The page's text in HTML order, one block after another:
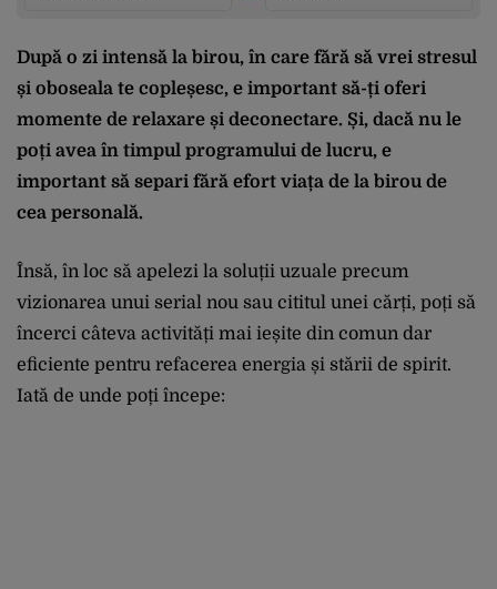
După o zi intensă la birou, în care fără să vrei stresul
și oboseala te copleșesc, e important să-ți oferi
momente de relaxare și deconectare. Și, dacă nu le
poți avea în timpul programului de lucru, e
important să separi fără efort viața de la birou de
cea personală.
Însă, în loc să apelezi la soluții uzuale precum
vizionarea unui serial nou sau cititul unei cărți, poți să
încerci câteva activități mai ieșite din comun dar
eficiente pentru refacerea energia și stării de spirit.
Iată de unde poți începe: